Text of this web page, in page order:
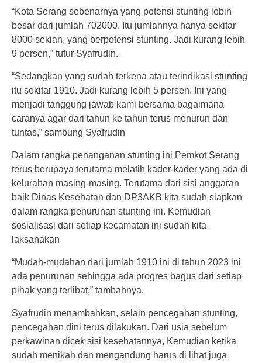
“Kota Serang sebenarnya yang potensi stunting lebih
besar dari jumlah 702000. Itu jumlahnya hanya sekitar
8000 sekian, yang berpotensi stunting. Jadi kurang lebih
9 persen,” tutur Syafrudin.
“Sedangkan yang sudah terkena atau terindikasi stunting
itu sekitar 1910. Jadi kurang lebih 5 persen. Ini yang
menjadi tanggung jawab kami bersama bagaimana
caranya agar dari tahun ke tahun terus menurun dan
tuntas,” sambung Syafrudin
Dalam rangka penanganan stunting ini Pemkot Serang
terus berupaya terutama melatih kader-kader yang ada di
kelurahan masing-masing. Terutama dari sisi anggaran
baik Dinas Kesehatan dan DP3AKB kita sudah siapkan
dalam rangka penurunan stunting ini. Kemudian
sosialisasi dari setiap kecamatan ini sudah kita
laksanakan
“Mudah-mudahan dari jumlah 1910 ini di tahun 2023 ini
ada penurunan sehingga ada progres bagus dari setiap
pihak yang terlibat,” tambahnya.
Syafrudin menambahkan, selain pencegahan stunting,
pencegahan dini terus dilakukan. Dari usia sebelum
perkawinan dicek sisi kesehatannya, Kemudian ketika
sudah menikah dan mengandung harus di lihat juga